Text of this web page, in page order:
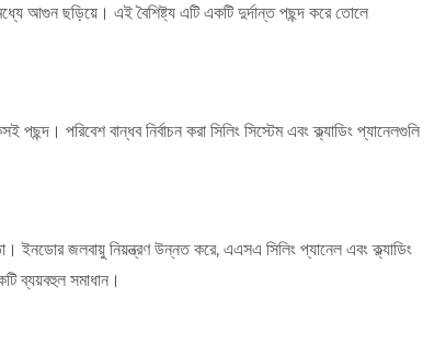
আগুন ছড়িয়ে। এই বৈশিষ্ট্য এটি একটি দুর্দান্ত পছন্দ করে তোলে
পরিবেশ বান্ধব নির্বাচন করা সিলিং সিস্টেম এবং ক্ল্যাডিং প্যানেলগুলি
ইনডোর জলবায়ু নিয়ন্ত্রণ উন্নত করে, এএসএ সিলিং প্যানেল এবং ক্ল্যাডিং
ব্যয়বহুল সমাধান।